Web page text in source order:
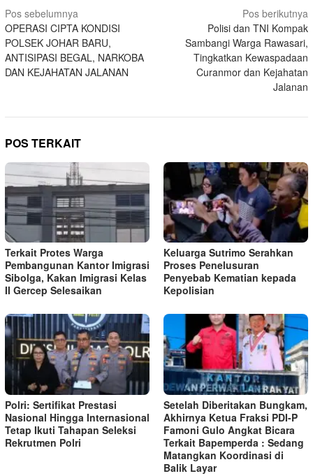
Navigasi
pos
Pos sebelumnya
OPERASI CIPTA KONDISI
POLSEK JOHAR BARU,
ANTISIPASI BEGAL, NARKOBA
DAN KEJAHATAN JALANAN
Pos berikutnya
Polisi dan TNI Kompak
Sambangi Warga Rawasari,
Tingkatkan Kewaspadaan
Curanmor dan Kejahatan
Jalanan
POS TERKAIT
Terkait Protes Warga
Pembangunan Kantor Imigrasi
Sibolga, Kakan Imigrasi Kelas
II Gercep Selesaikan
Keluarga Sutrimo Serahkan
Proses Penelusuran
Penyebab Kematian kepada
Kepolisian
Polri: Sertifikat Prestasi
Nasional Hingga Internasional
Tetap Ikuti Tahapan Seleksi
Rekrutmen Polri
Setelah Diberitakan Bungkam,
Akhirnya Ketua Fraksi PDI-P
Famoni Gulo Angkat Bicara
Terkait Bapemperda : Sedang
Matangkan Koordinasi di
Balik Layar